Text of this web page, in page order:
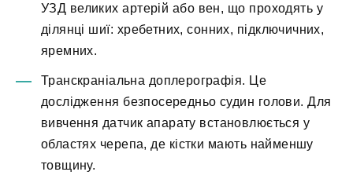
УЗД великих артерій або вен, що проходять у
ділянці шиї: хребетних, сонних, підключичних,
яремних.
Транскраніальна доплерографія. Це
дослідження безпосередньо судин голови. Для
вивчення датчик апарату встановлюється у
областях черепа, де кістки мають найменшу
товщину.